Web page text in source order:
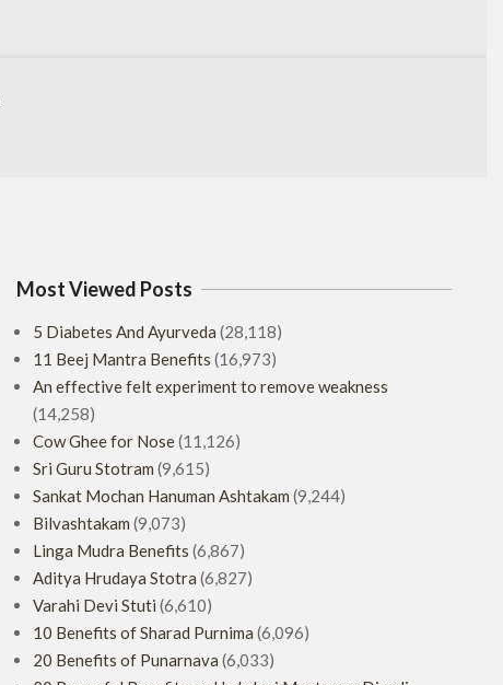
Most Viewed Posts
5 Diabetes And Ayurveda (28,118)
11 Beej Mantra Benefits (16,973)
An effective felt experiment to remove weakness
(14,258)
Cow Ghee for Nose(11,126)
Sri Guru Stotram (9,615)
Sankat Mochan Hanuman Ashtakam (9,244)
Bilvashtakam (9,073)
Linga Mudra Benefits (6,867)
Aditya Hrudaya Stotra (6,827)
Varahi Devi Stuti (6,610)
10 Benefits of Sharad Purnima (6,096)
20 Benefits of Punarnava (6,033)